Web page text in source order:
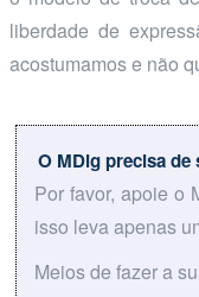
liberdade de
acostumamos e não
O MDig precisa de
Por favor, apoie o
isso leva apenas
Meios de fazer a